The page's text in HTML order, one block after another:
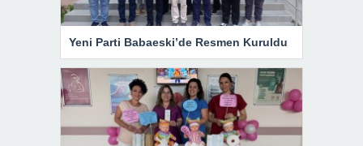
Yeni Parti Babaeski’de Resmen Kuruldu